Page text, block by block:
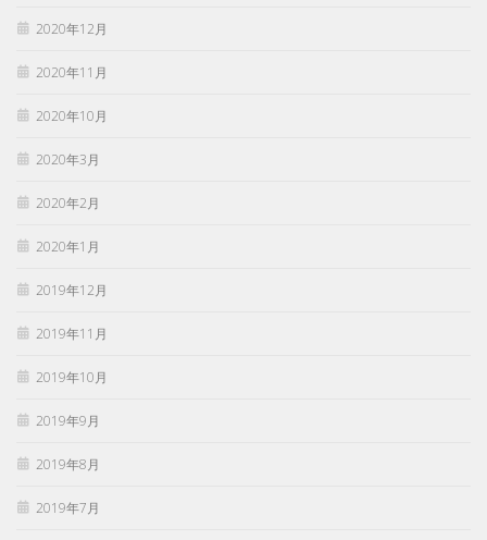
2020年12月
2020年11月
2020年10月
2020年3月
2020年2月
2020年1月
2019年12月
2019年11月
2019年10月
2019年9月
2019年8月
2019年7月